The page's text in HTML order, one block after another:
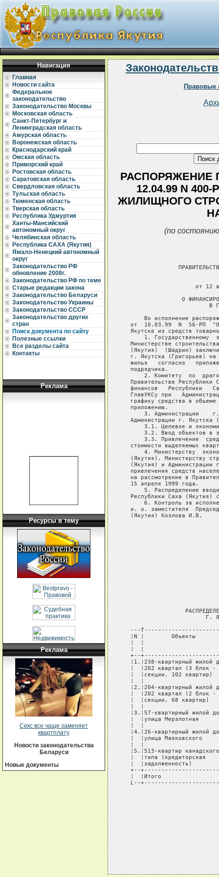
Навигация
Главная
Новости сайта
Федеральное
законодательство
Законодательство Москвы
Московская область
Санкт-Петербург и
Ленинградская область
Амурская область
Воронежская область
Краснодарский край
Омская область
Приморский край
Ростовская область
Саратовская область
Свердловская область
Тульская область
Тюменская область
Тверская область
Республика Удмуртия
Ханты-Мансийский
автономный округ
Челябинская область
Республика САХА (Якутия)
Ямало-Ненецкий автономный
округ
Законодательство РФ
обновление 2008г.
Законодательство РФ по теме
Старые редакции закона
Законодательство Беларуси
Законодательство Украины
Законодательство СССР
Законодательство других
стран
Поиск документа по сайту
Полезные ссылки
Все разделы сайта
Контакты
Реклама
Ресурсы в тему
Реклама
Секс все чаще заменяет
квартплату
Новости законодательства
Беларуси
Новые документы
Правовые
РАСПОРЯЖЕНИЕ
12.04.99 N
ЖИЛИЩНОГО
(по
от 12
О
В
Во исполнение
от  10.03.99  N  56-РП
Якутске из средств
1. Государственному
Министерстве
(Якутия)  (Шадрин)
г. Якутска (Григорьев)
жилья   согласно
   подрядчика.
2. Комитету  по
Правительстве Республики
финансов   Республики
ГлавУКСу при
графику средства в
   приложению.
3. Администрации
Администрации г. Якутска
3.1. Целевое и
3.2. Ввод объектов в
3.3. Привлечение
стоимости выделяемых
4. Министерству
(Якутия), Министерству
(Якутия) и Администрации
привлечения средств
на рассмотрение в
   15 апреля 1999 года.
5. Распределение
Республики Саха (Якутия)
6. Контроль за
и. о. заместителя
   (Якутия) Козлова И.В.
Г.
---
¦N ¦        Объекты
¦  ¦
¦  ¦
+--
¦1.¦238-квартирный жилой
¦  ¦202 квартал (3 блок
¦  ¦секции, 102 квартир)
¦  ¦
¦2.¦204-квартирный жилой
¦  ¦202 квартал (2 блок
¦  ¦секции, 68 квартир)
¦  ¦
¦3.¦57-квартирный жилой
¦  ¦улица Мерзлотная
¦  ¦
¦4.¦26-квартирный жилой
¦  ¦улица Маяковского
¦  ¦
¦5.¦513-квартир
¦  ¦типа (кредиторская
¦  ¦задолженность)
+--
¦  ¦Итого
L--